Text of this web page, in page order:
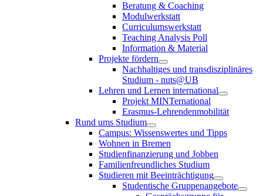
Beratung & Coaching
Modulwerkstatt
Curriculumswerkstatt
Teaching Analysis Poll
Information & Material
Projekte fördern
Nachhaltiges und transdisziplinäres
Studium - nuts@UB
Lehren und Lernen international
Projekt MINTernational
Erasmus-Lehrendenmobilität
Rund ums Studium
Campus: Wissenswertes und Tipps
Wohnen in Bremen
Studienfinanzierung und Jobben
Familienfreundliches Studium
Studieren mit Beeinträchtigung
Studentische Gruppenangebote